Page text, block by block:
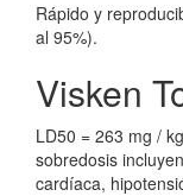
Rápido y
al 95%).
Visken
LD50 = 263 mg /
sobredosis
cardíaca,